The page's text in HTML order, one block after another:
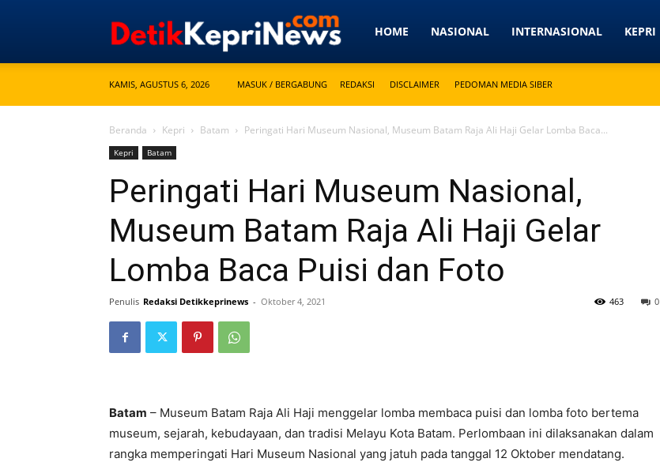
Detikkeprinews.com
HOME NASIONAL INTERNASIONAL KEPRI
KAMIS, AGUSTUS 6, 2026 MASUK / BERGABUNG REDAKSI DISCLAIMER PEDOMAN MEDIA SIBER
Beranda Kepri Batam Peringati Hari Museum Nasional, Museum Batam Raja Ali Haji Gelar Lomba Baca...
Kepri Batam
Peringati Hari Museum Nasional,
Museum Batam Raja Ali Haji Gelar
Lomba Baca Puisi dan Foto
Penulis Redaksi Detikkeprinews - Oktober 4, 2021 0
463
Batam – Museum Batam Raja Ali Haji menggelar lomba membaca puisi dan lomba foto bertema
museum, sejarah, kebudayaan, dan tradisi Melayu Kota Batam. Perlombaan ini dilaksanakan dalam
rangka memperingati Hari Museum Nasional yang jatuh pada tanggal 12 Oktober mendatang.